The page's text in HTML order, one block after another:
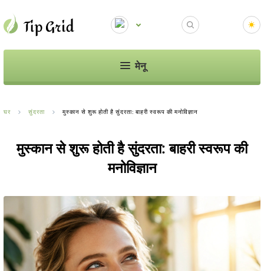
मेनू
घर सुंदरता मुस्कान से शुरू होती है सुंदरता: बाहरी स्वरूप की मनोविज्ञान
मुस्कान से शुरू होती है सुंदरता: बाहरी स्वरूप की
मनोविज्ञान